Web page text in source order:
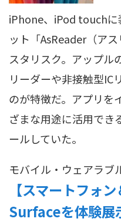
iPhone、iPod touchに
ット「AsReader（ア
スタリスク。アップル
リーダーや非接触型IC
のが特徴だ。アプリを
ざまな用途に活用でき
ールしていた。
モバイル・ウェアラブ
【スマートフォ
Surfaceを体験